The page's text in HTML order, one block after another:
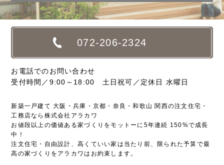
072-206-2324
お電話でのお問い合わせ
受付時間／9:00～18:00 土日祝可／定休日 水曜日
新築一戸建て 大阪・兵庫・京都・奈良・和歌山 関西の注文住宅・
工務店なら株式会社アラカワ
お値段以上の価値ある家づくりをモットーに5年連続 150%で成長
中！
注文住宅・自由設計、高くていい家は当たり前、限られた予算で最
高の家づくりをアラカワはお約束します。